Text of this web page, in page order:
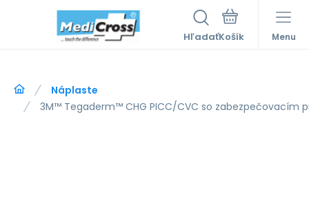
Hľadať Menu
Náplaste
3M™ Tegaderm™ CHG PICC/CVC so zabezpečovacím